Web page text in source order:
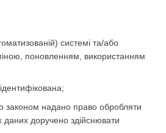
системі та/або
поновленням, використанням
законом надано право обробляти
доручено здійснювати